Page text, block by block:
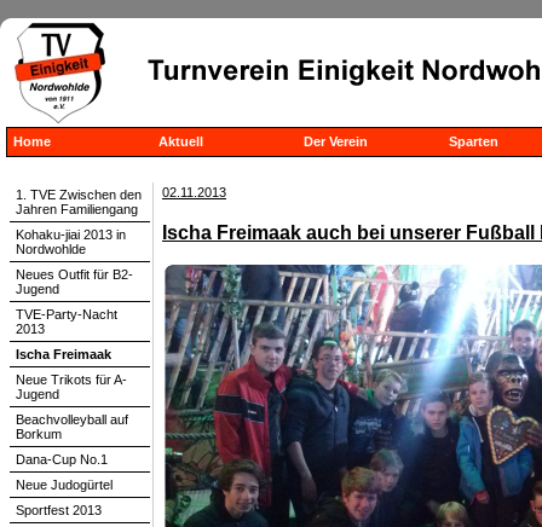
Home Aktuell Der Verein Sparten
02.11.2013
Ischa Freimaak auch bei unserer Fußball
1. TVE Zwischen den
Jahren Familiengang
Kohaku-jiai 2013 in
Nordwohlde
Neues Outfit für B2-
Jugend
TVE-Party-Nacht
2013
Ischa Freimaak
Neue Trikots für A-
Jugend
Beachvolleyball auf
Borkum
Dana-Cup No.1
Neue Judogürtel
Sportfest 2013